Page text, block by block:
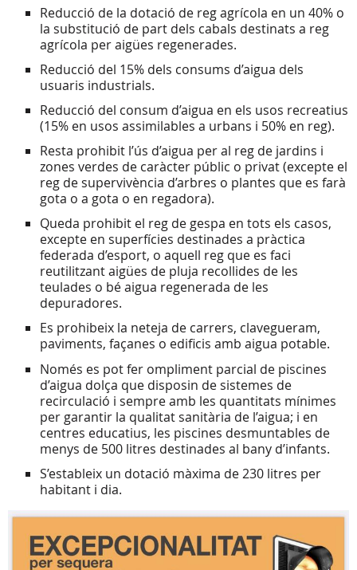
Reducció de la dotació de reg agrícola en un 40% o
la substitució de part dels cabals destinats a reg
agrícola per aigües regenerades.
Reducció del 15% dels consums d’aigua dels
usuaris industrials.
Reducció del consum d’aigua en els usos recreatius
(15% en usos assimilables a urbans i 50% en reg).
Resta prohibit l’ús d’aigua per al reg de jardins i
zones verdes de caràcter públic o privat (excepte el
reg de supervivència d’arbres o plantes que es farà
gota o a gota o en regadora).
Queda prohibit el reg de gespa en tots els casos,
excepte en superfícies destinades a pràctica
federada d’esport, o aquell reg que es faci
reutilitzant aigües de pluja recollides de les
teulades o bé aigua regenerada de les
depuradores.
Es prohibeix la neteja de carrers, clavegueram,
paviments, façanes o edificis amb aigua potable.
Només es pot fer ompliment parcial de piscines
d’aigua dolça que disposin de sistemes de
recirculació i sempre amb les quantitats mínimes
per garantir la qualitat sanitària de l’aigua; i en
centres educatius, les piscines desmuntables de
menys de 500 litres destinades al bany d’infants.
S’estableix un dotació màxima de 230 litres per
habitant i dia.